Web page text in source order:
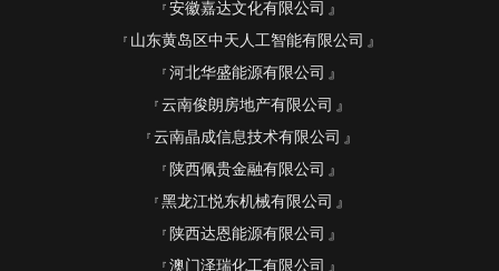
安徽嘉达文化有限公司
山东黄岛区中天人工智能有限公司
河北华盛能源有限公司
云南俊朗房地产有限公司
云南晶成信息技术有限公司
陕西佩贵金融有限公司
黑龙江悦东机械有限公司
陕西达恩能源有限公司
澳门泽瑞化工有限公司